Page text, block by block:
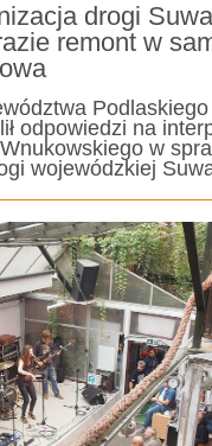
drogi
remont w
odpowiedzi na
w
wojewódzkiej